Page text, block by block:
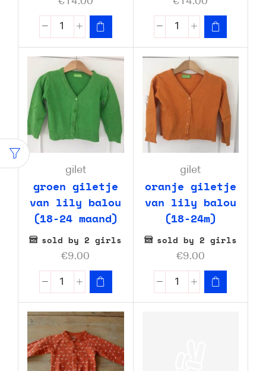
gilet
groen giletje
van lily balou
(18-24 maand)
sold by 2 girls
€9.00
gilet
oranje giletje
van lily balou
(18-24m)
sold by 2 girls
€9.00